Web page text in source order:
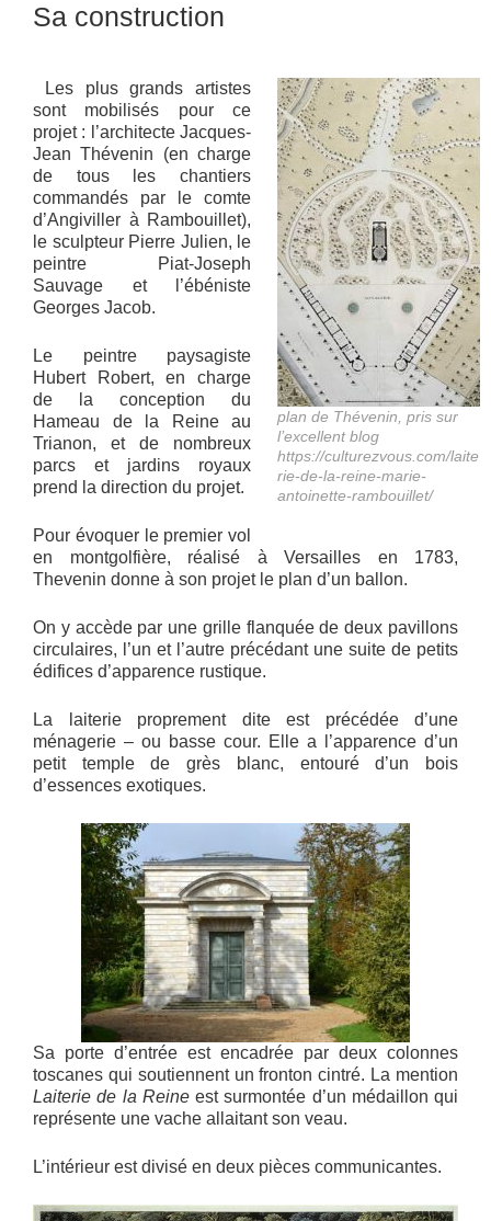
Sa construction
plan de Thévenin, pris sur
l’excellent blog
https://culturezvous.com/laite
rie-de-la-reine-marie-
antoinette-rambouillet/
Les plus grands artistes
sont mobilisés pour ce
projet : l’architecte Jacques-
Jean Thévenin (en charge
de tous les chantiers
commandés par le comte
d’Angiviller à Rambouillet),
le sculpteur Pierre Julien, le
peintre Piat-Joseph
Sauvage et l’ébéniste
Georges Jacob.
Le peintre paysagiste
Hubert Robert, en charge
de la conception du
Hameau de la Reine au
Trianon, et de nombreux
parcs et jardins royaux
prend la direction du projet.
Pour évoquer le premier vol
en montgolfière, réalisé à Versailles en 1783,
Thevenin donne à son projet le plan d’un ballon.
On y accède par une grille flanquée de deux pavillons
circulaires, l’un et l’autre précédant une suite de petits
édifices d’apparence rustique.
La laiterie proprement dite est précédée d’une
ménagerie – ou basse cour. Elle a l’apparence d’un
petit temple de grès blanc, entouré d’un bois
d’essences exotiques.
Sa porte d’entrée est encadrée par deux colonnes
toscanes qui soutiennent un fronton cintré. La mention
Laiterie de la Reine est surmontée d’un médaillon qui
représente une vache allaitant son veau.
L’intérieur est divisé en deux pièces communicantes.